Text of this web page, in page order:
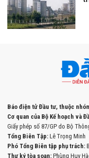
Báo điện tử Đầu tư, thuộc
Cơ quan của Bộ Kế hoạch và
Giấy phép số 87/GP do Bộ
Tổng Biên Tập: Lê Trọng Minh
Phó Tổng Biên tập phụ trách:
Thư ký tòa soạn: Phùng Huy